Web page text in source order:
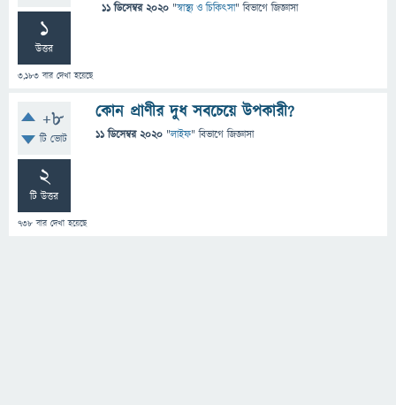
1
উত্তর
3,183 বার দেখা হয়েছে
11 ডিসেম্বর 2020 "স্বাস্থ্য ও চিকিৎসা" বিভাগে জিজ্ঞাসা
+8
টি ভোট
2
টি উত্তর
738 বার দেখা হয়েছে
কোন প্রাণীর দুধ সবচেয়ে উপকারী?
11 ডিসেম্বর 2020 "লাইফ" বিভাগে জিজ্ঞাসা